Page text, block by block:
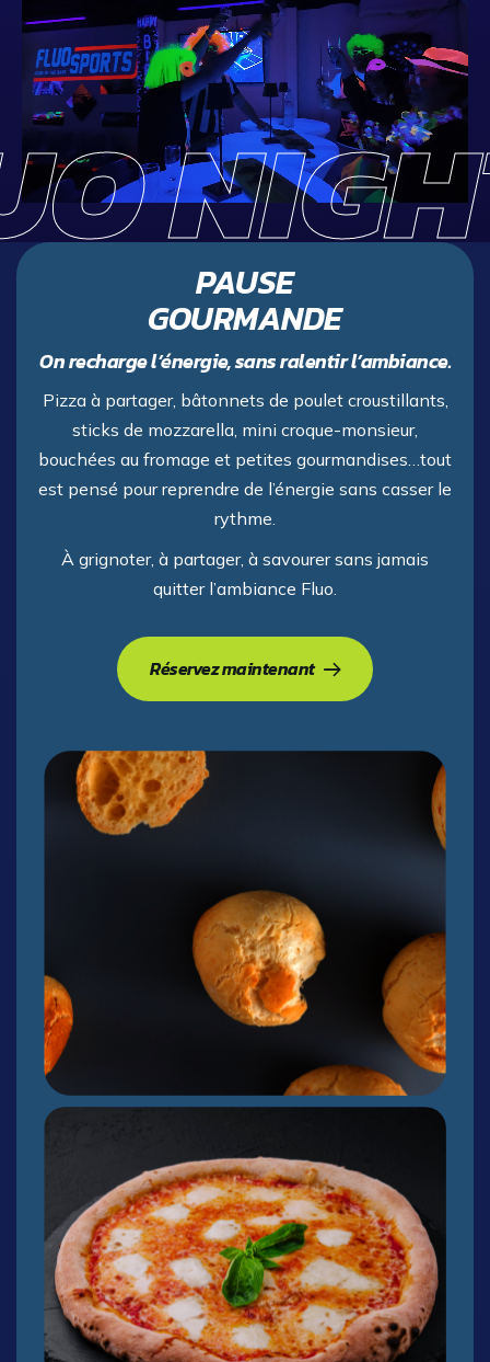
PAUSE
GOURMANDE
On recharge l’énergie, sans ralentir l’ambiance.
Pizza à partager, bâtonnets de poulet croustillants,
sticks de mozzarella, mini croque-monsieur,
bouchées au fromage et petites gourmandises…tout
est pensé pour reprendre de l’énergie sans casser le
rythme.
À grignoter, à partager, à savourer sans jamais
quitter l’ambiance Fluo.
Réservez maintenant